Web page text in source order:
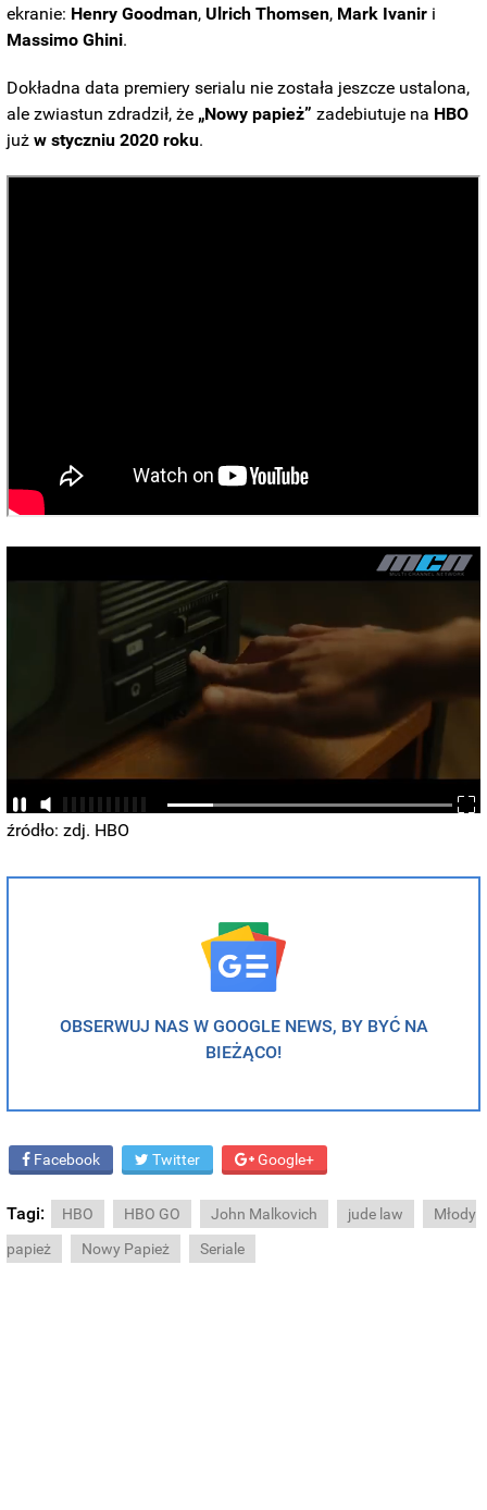
ekranie: Henry Goodman,Ulrich Thomsen, Mark Ivanir i
Massimo Ghini.
Dokładna data premiery serialu nie została jeszcze ustalona,
ale zwiastun zdradził, że „Nowy papież” zadebiutuje na HBO
jużw styczniu 2020 roku.
źródło: zdj. HBO
OBSERWUJ NAS W GOOGLE NEWS, BY BYĆ NA
BIEŻĄCO!
Facebook Twitter Google+
Tagi: HBO HBO GO John Malkovich jude law
Młody
papież
Nowy Papież Seriale